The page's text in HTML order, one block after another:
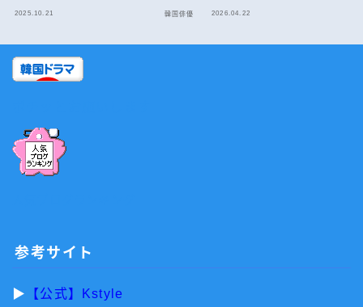
2025.10.21 韓国俳優 2026.04.22
参考サイト
▶︎ 【公式】Kstyle